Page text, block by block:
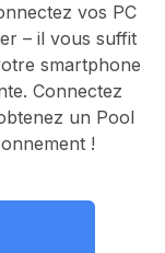
vos PC
– il vous suffit
smartphone
Connectez
un Pool
!